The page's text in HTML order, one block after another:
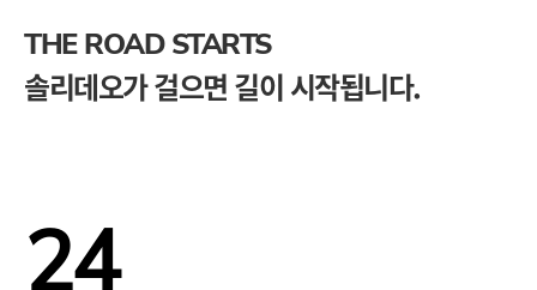
THE ROAD STARTS
솔리데오가 걸으면 길이 시작됩니다.
24